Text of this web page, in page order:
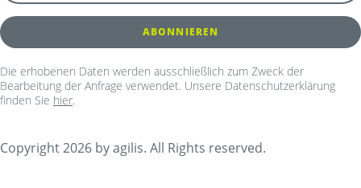
Die erhobenen Daten werden ausschließlich zum Zweck der
Bearbeitung der Anfrage verwendet. Unsere Datenschutzerklärung
finden Sie hier.
Copyright 2026 by agilis. All Rights reserved.